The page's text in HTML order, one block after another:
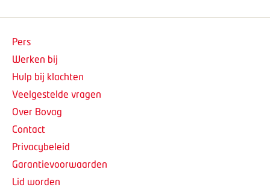
Pers
Werken bij
Hulp bij klachten
Veelgestelde vragen
Over Bovag
Contact
Privacybeleid
Garantievoorwaarden
Lid worden